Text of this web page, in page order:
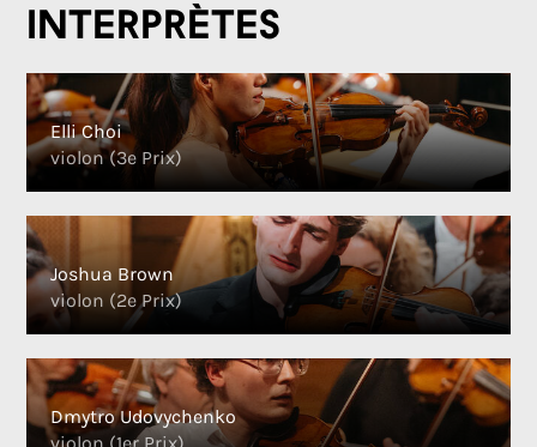
Interprètes
Elli Choi
violon (3e Prix)
Joshua Brown
violon (2e Prix)
Dmytro Udovychenko